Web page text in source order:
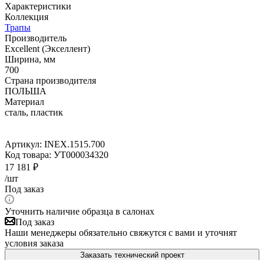
Характеристики
Коллекция
Трапы
Производитель
Excellent (Экселлент)
Ширина, мм
700
Страна производителя
ПОЛЬША
Материал
сталь, пластик
Артикул: INEX.1515.700
Код товара: УТ000034320
17 181 ₽
/шт
Под заказ
Уточнить наличие образца в салонах
Под заказ
Наши менеджеры обязательно свяжутся с вами и уточнят
условия заказа
Заказать технический проект